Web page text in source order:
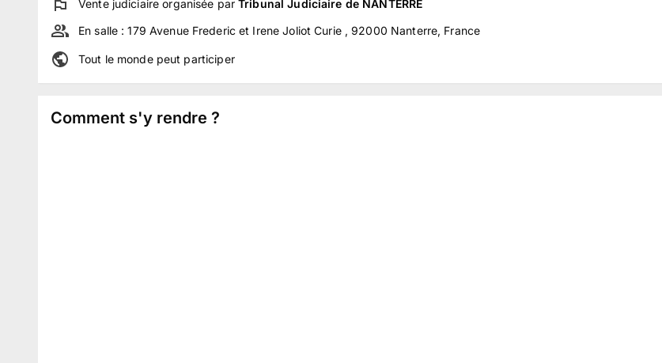
Vente judiciaire organisée parTribunal Judiciaire de NANTERRE
En salle :179 Avenue Frederic et Irene Joliot Curie , 92000 Nanterre, France
Tout le monde peut participer
Comment s'y rendre ?